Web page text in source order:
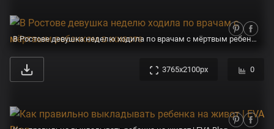
В Ростове девушка неделю ходила по врачам с мёртвым ребенком в животе
3765x2100px 0